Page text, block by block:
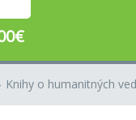
Knihy o humanitných